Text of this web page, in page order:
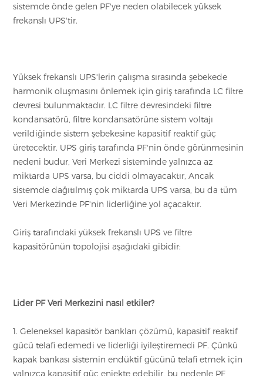
sistemde önde gelen PF'ye neden olabilecek yüksek
frekanslı UPS'tir.
Yüksek frekanslı UPS'lerin çalışma sırasında şebekede
harmonik oluşmasını önlemek için giriş tarafında LC filtre
devresi bulunmaktadır. LC filtre devresindeki filtre
kondansatörü, filtre kondansatörüne sistem voltajı
verildiğinde sistem şebekesine kapasitif reaktif güç
üretecektir. UPS giriş tarafında PF'nin önde görünmesinin
nedeni budur, Veri Merkezi sisteminde yalnızca az
miktarda UPS varsa, bu ciddi olmayacaktır, Ancak
sistemde dağıtılmış çok miktarda UPS varsa, bu da tüm
Veri Merkezinde PF'nin liderliğine yol açacaktır.
Giriş tarafındaki yüksek frekanslı UPS ve filtre
kapasitörünün topolojisi aşağıdaki gibidir:
Lider PF Veri Merkezini nasıl etkiler?
1. Geleneksel kapasitör bankları çözümü, kapasitif reaktif
gücü telafi edemedi ve liderliği iyileştiremedi PF. Çünkü
kapak bankası sistemin endüktif gücünü telafi etmek için
yalnızca kapasitif güç enjekte edebilir, bu nedenle PF